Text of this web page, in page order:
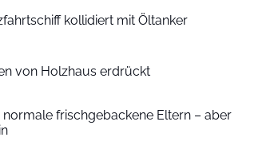
kollidiert mit Öltanker
von Holzhaus erdrückt
normale frischgebackene Eltern – aber